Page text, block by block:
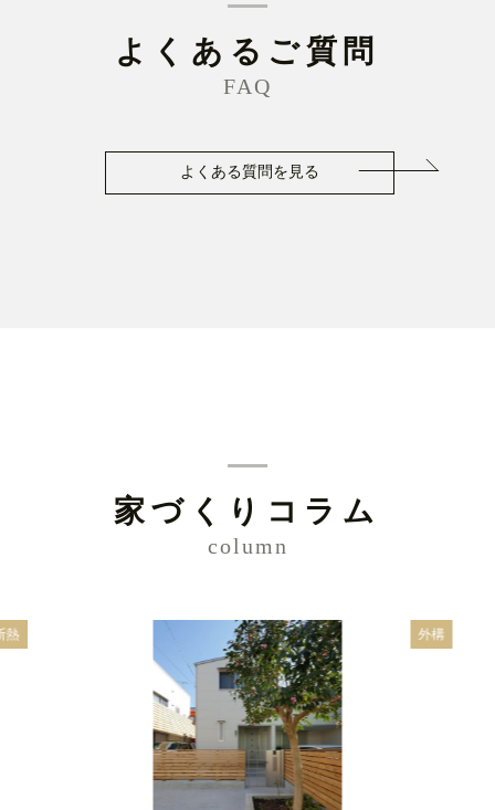
よくあるご質問
FAQ
よくある質問を見る
家づくりコラム
column
熱 外構